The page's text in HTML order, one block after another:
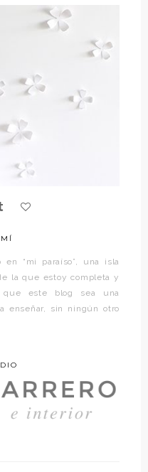
“mi paraíso”, una isla
la que estoy completa y
que este blog sea una
enseñar, sin ningún otro